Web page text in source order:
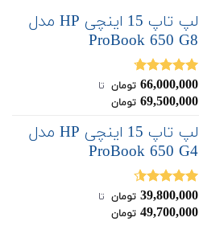
لپ تاپ 15 اینچی HP مدل
ProBook 650 G8
نمره4.67
از 5
66,000,000 تومان ‌ تا ‌
69,500,000 تومان
لپ تاپ 15 اینچی HP مدل
ProBook 650 G4
نمره4.50
از 5
39,800,000 تومان ‌ تا ‌
49,700,000 تومان